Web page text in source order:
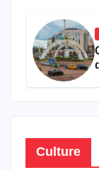
Culture